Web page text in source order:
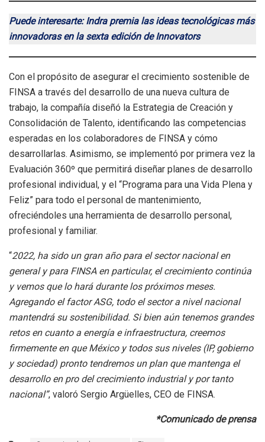
Puede interesarte: Indra premia las ideas tecnológicas más
innovadoras en la sexta edición de Innovators
Con el propósito de asegurar el crecimiento sostenible de
FINSA a través del desarrollo de una nueva cultura de
trabajo, la compañía diseñó la Estrategia de Creación y
Consolidación de Talento, identificando las competencias
esperadas en los colaboradores de FINSA y cómo
desarrollarlas. Asimismo, se implementó por primera vez la
Evaluación 360º que permitirá diseñar planes de desarrollo
profesional individual, y el “Programa para una Vida Plena y
Feliz” para todo el personal de mantenimiento,
ofreciéndoles una herramienta de desarrollo personal,
profesional y familiar.
“2022, ha sido un gran año para el sector nacional en
general y para FINSA en particular, el crecimiento continúa
y vemos que lo hará durante los próximos meses.
Agregando el factor ASG, todo el sector a nivel nacional
mantendrá su sostenibilidad. Si bien aún tenemos grandes
retos en cuanto a energía e infraestructura, creemos
firmemente en que México y todos sus niveles (IP, gobierno
y sociedad) pronto tendremos un plan que mantenga el
desarrollo en pro del crecimiento industrial y por tanto
nacional”, valoró Sergio Argüelles, CEO de FINSA.
*Comunicado de prensa